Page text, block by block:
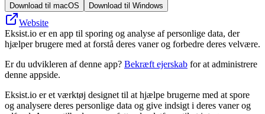
Download til macOS Download til Windows
Website
Eksist.io er en app til sporing og analyse af personlige data, der
hjælper brugere med at forstå deres vaner og forbedre deres velvære.
Er du udvikleren af denne app? Bekræft ejerskab for at administrere
denne appside.
Eksist.io er et værktøj designet til at hjælpe brugerne med at spore
og analysere deres personlige data og give indsigt i deres vaner og